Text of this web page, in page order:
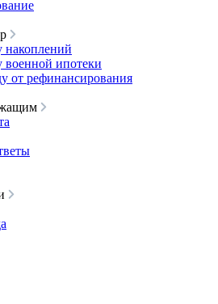
накоплений
военной ипотеки
от рефинансирования